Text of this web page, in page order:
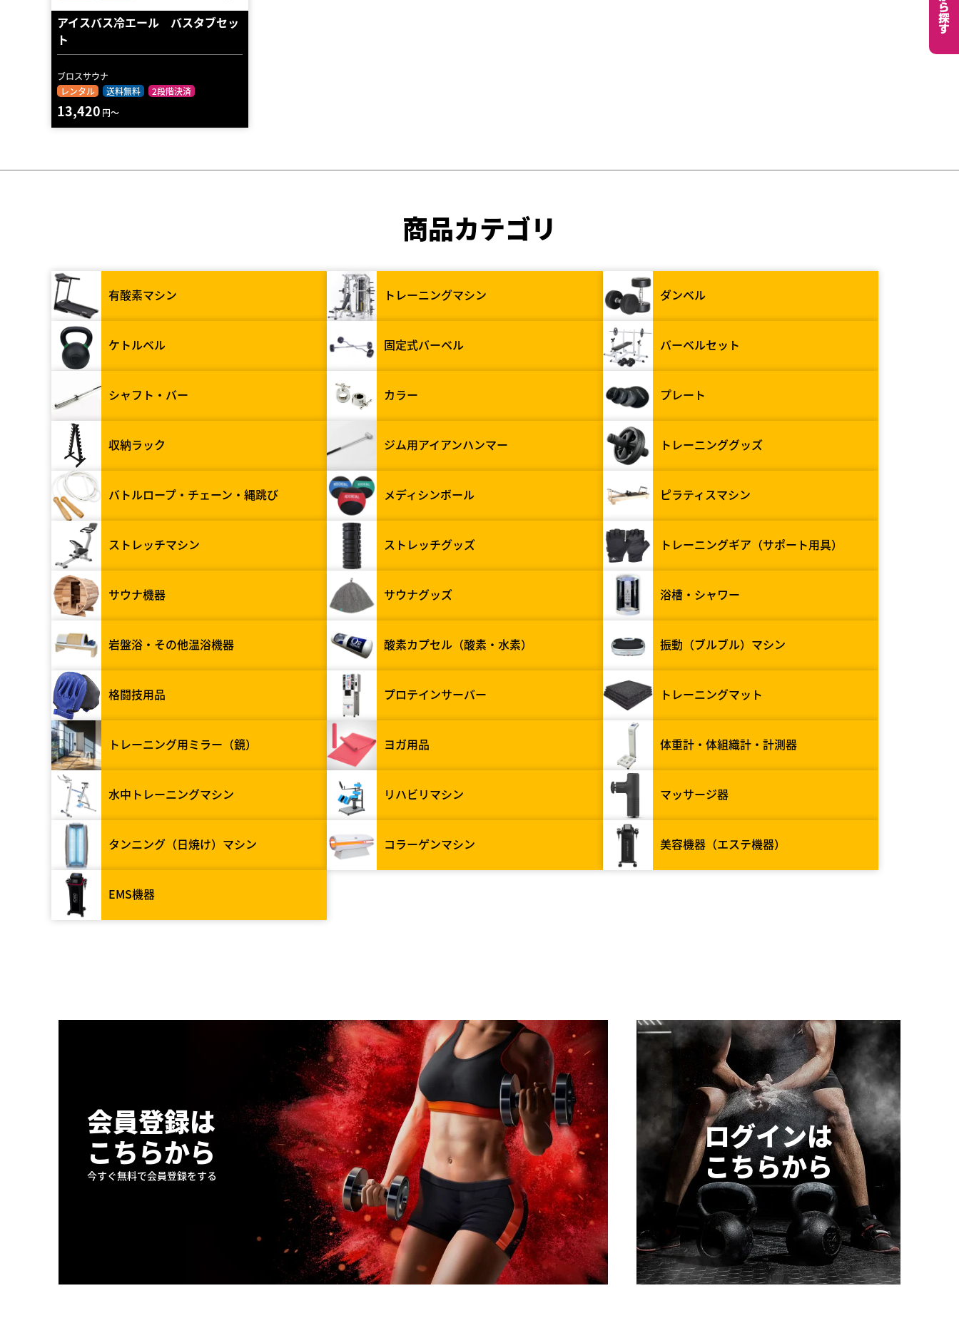
アイスバス冷エール バスタブセッ
ト
ブロスサウナ
レンタル
送料無料 2段階決済
13,420 円～
商品カテゴリ
有酸素マシン トレーニングマシン ダンベル
ケトルベル 固定式バーベル バーベルセット
シャフト・バー カラー プレート
収納ラック ジム用アイアンハンマー トレーニンググッズ
バトルロープ・チェーン・縄跳び メディシンボール ピラティスマシン
ストレッチマシン ストレッチグッズ トレーニングギア（サポート用具）
サウナ機器 サウナグッズ 浴槽・シャワー
岩盤浴・その他温浴機器 酸素カプセル（酸素・水素） 振動（ブルブル）マシン
格闘技用品 プロテインサーバー トレーニングマット
トレーニング用ミラー（鏡） ヨガ用品 体重計・体組織計・計測器
水中トレーニングマシン リハビリマシン マッサージ器
タンニング（日焼け）マシン コラーゲンマシン 美容機器（エステ機器）
EMS機器
会員登録は
こちらから
今すぐ無料で会員登録をする
ログインは
こちらから